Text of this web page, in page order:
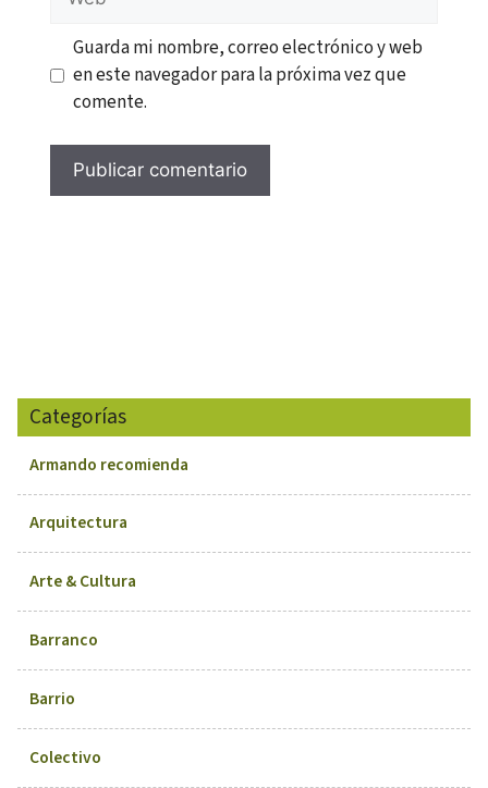
Guarda mi nombre, correo electrónico y web
en este navegador para la próxima vez que
comente.
Categorías
Armando recomienda
Arquitectura
Arte & Cultura
Barranco
Barrio
Colectivo